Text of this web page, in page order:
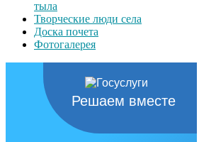
тыла
Творческие люди села
Доска почета
Фотогалерея
Решаем вместе